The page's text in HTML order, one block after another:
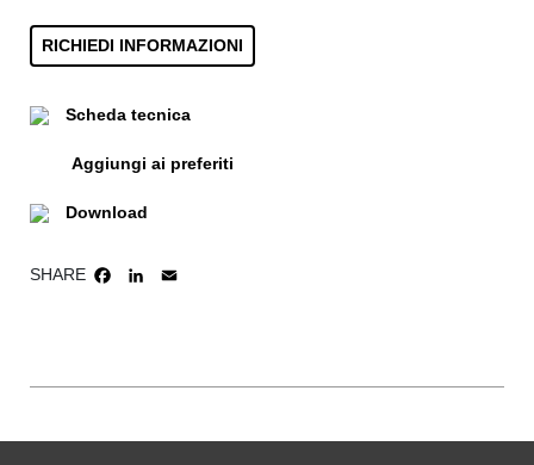
RICHIEDI INFORMAZIONI
Scheda tecnica
Aggiungi ai preferiti
Download
SHARE FACEBOOK
LINKEDIN